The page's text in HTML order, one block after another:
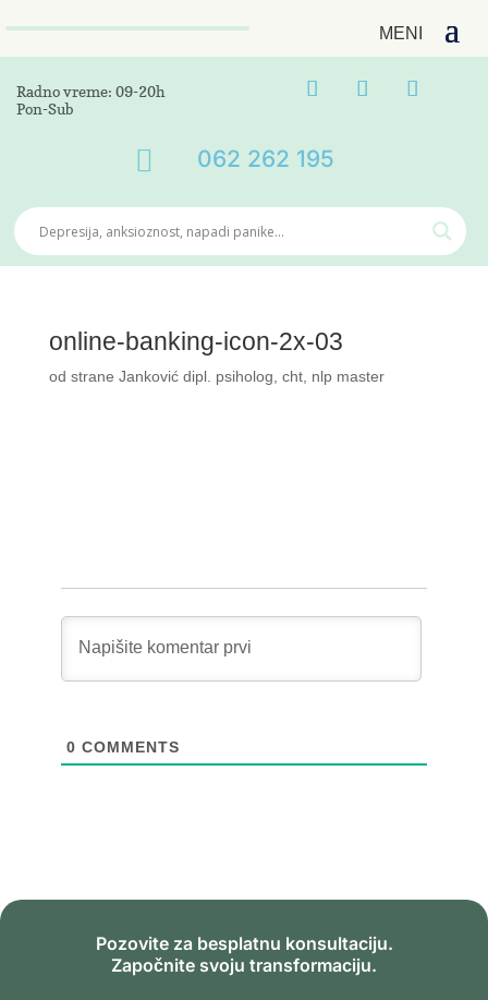
Radno vreme: 09-20h
Pon-Sub
 062 262 195
online-banking-icon-2x-03
od strane Janković dipl. psiholog, cht, nlp master
0 COMMENTS
Pozovite za besplatnu konsultaciju.
Započnite svoju transformaciju.